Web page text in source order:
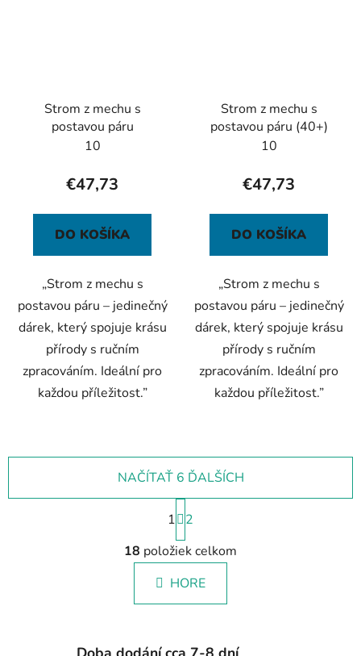
Strom z mechu s
postavou páru
10
€47,73
DO KOŠÍKA
„Strom z mechu s
postavou páru – jedinečný
dárek, který spojuje krásu
přírody s ručním
zpracováním. Ideální pro
každou příležitost.”
Strom z mechu s
postavou páru (40+)
10
€47,73
DO KOŠÍKA
„Strom z mechu s
postavou páru – jedinečný
dárek, který spojuje krásu
přírody s ručním
zpracováním. Ideální pro
každou příležitost.”
O
v
l
á
d
NAČÍTAŤ 6 ĎALŠÍCH
S
t
r
á
n
k
1
2
18 položiek celkom
HORE